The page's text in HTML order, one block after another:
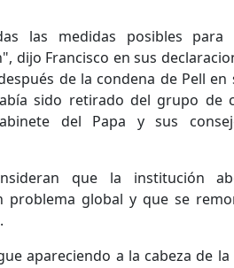
las medidas posibles para
dijo Francisco en sus
de la condena de Pell en
sido retirado del grupo de
del Papa y sus
que la institución
problema global y que se
apareciendo a la cabeza de la